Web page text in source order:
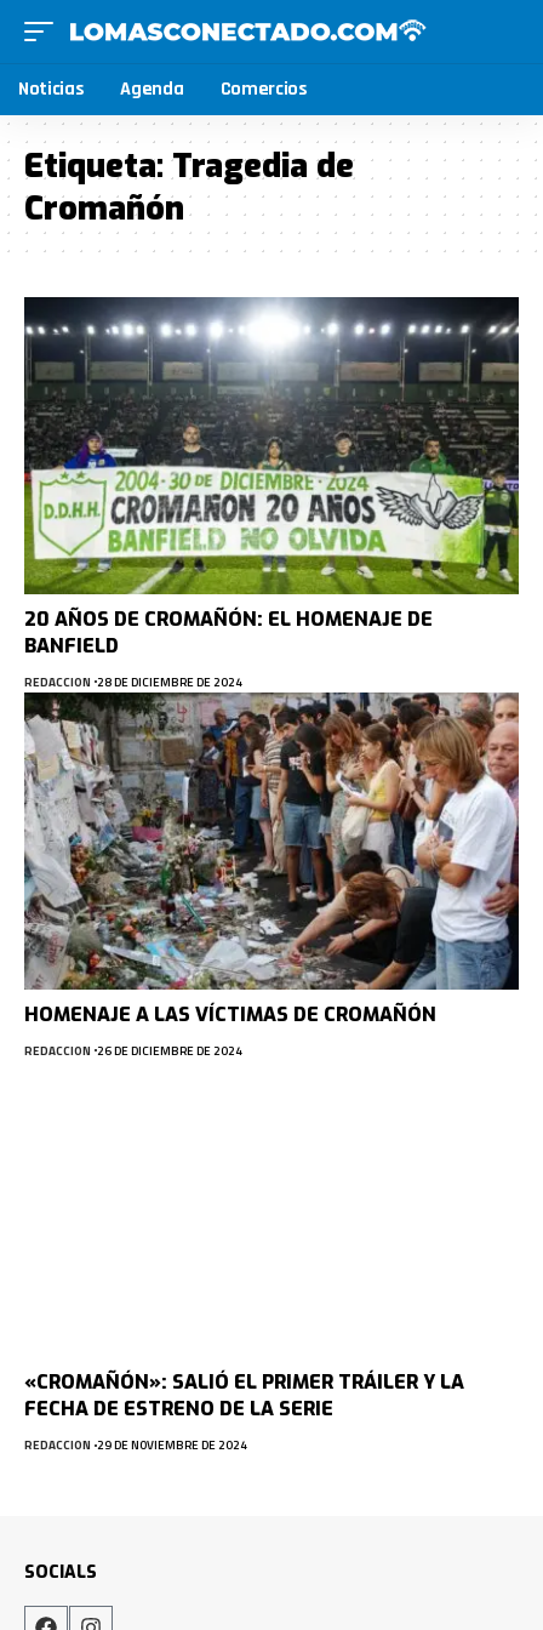
Noticias Agenda Comercios
Etiqueta:Tragedia de
Cromañón
20 AÑOS DE CROMAÑÓN: EL HOMENAJE DE
BANFIELD
REDACCION 28 DE DICIEMBRE DE 2024
HOMENAJE A LAS VÍCTIMAS DE CROMAÑÓN
REDACCION 26 DE DICIEMBRE DE 2024
«CROMAÑÓN»: SALIÓ EL PRIMER TRÁILER Y LA
FECHA DE ESTRENO DE LA SERIE
REDACCION 29 DE NOVIEMBRE DE 2024
SOCIALS